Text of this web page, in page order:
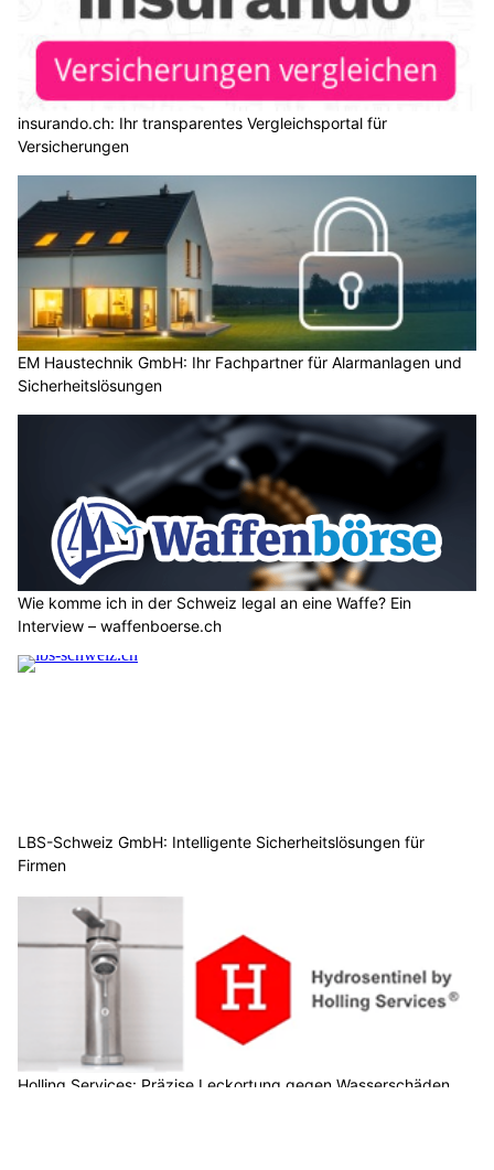
insurando.ch: Ihr transparentes Vergleichsportal für
Versicherungen
EM Haustechnik GmbH: Ihr Fachpartner für Alarmanlagen und
Sicherheitslösungen
Wie komme ich in der Schweiz legal an eine Waffe? Ein
Interview – waffenboerse.ch
LBS-Schweiz GmbH: Intelligente Sicherheitslösungen für
Firmen
Holling Services: Präzise Leckortung gegen Wasserschäden